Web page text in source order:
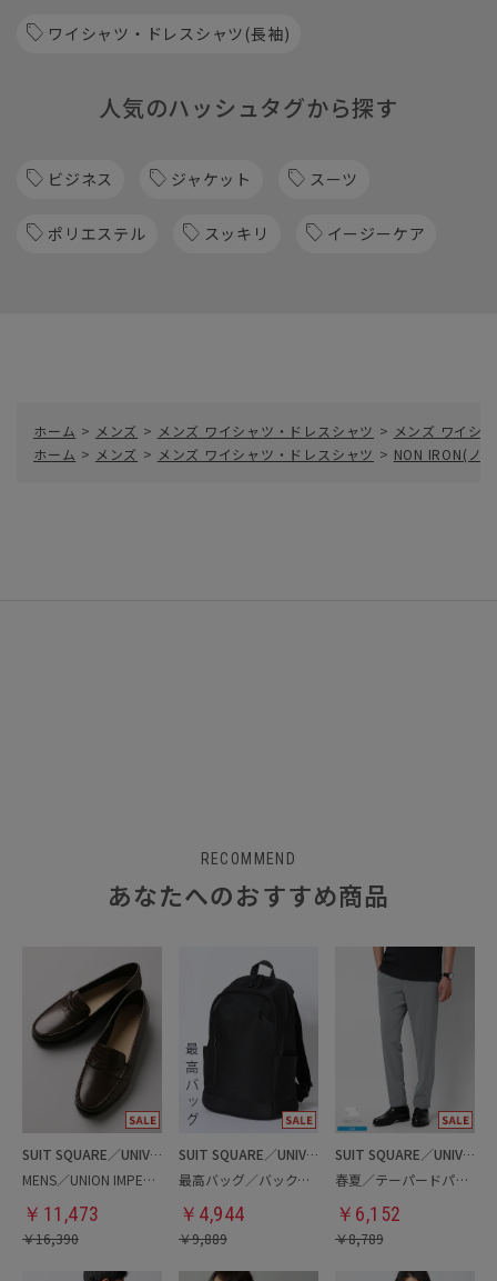
ワイシャツ・ドレスシャツ(長袖)
人気のハッシュタグから探す
ビジネス ジャケット スーツ
ポリエステル スッキリ イージーケア
ホーム > メンズ > メンズ ワイシャツ・ドレスシャツ > メンズ ワイシ
ホーム > メンズ > メンズ ワイシャツ・ドレスシャツ > NON IRON(ノ
RECOMMEND
あなたへのおすすめ商品
SUIT SQUARE／UNIVERSAL LANGUAGE
MENS／UNION IMPERIAL監修／コインローファー
￥ 11,473
￥16,390
SUIT SQUARE／UNIVERSAL LANGUAGE
最高バッグ／バックパック
￥ 4,944
￥9,889
SUIT SQUARE／UNIVERSAL LANGUAGE
春夏／テーパードパンツ
￥ 6,152
￥8,789